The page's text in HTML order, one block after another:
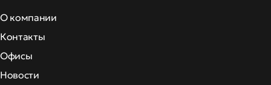
О компании
Контакты
Офисы
Новости